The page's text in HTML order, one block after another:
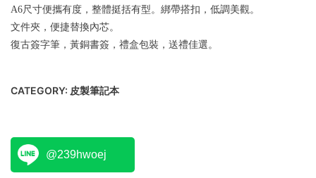
A6尺寸便攜有度，整體挺括有型。綁帶搭扣，低調美觀。
文件夾，便捷替換內芯。
復古簽字筆，黃銅書簽，禮盒包裝，送禮佳選。
CATEGORY: 皮製筆記本
@239hwoej